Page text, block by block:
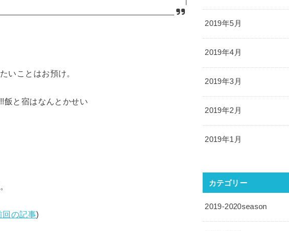
いことはお預け。
と宿はなんとかせい
回の記事)
2019年5月
2019年4月
2019年3月
2019年2月
2019年1月
カテゴリー
2019-2020season